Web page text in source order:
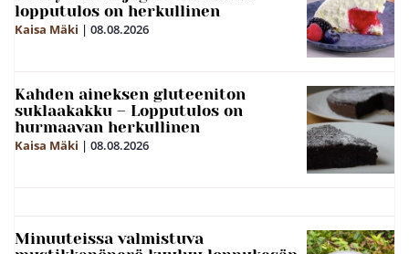
lopputulos on herkullinen
Kaisa Mäki | 08.08.2026
Kahden aineksen gluteeniton
suklaakakku – Lopputulos on
hurmaavan herkullinen
Kaisa Mäki | 08.08.2026
Minuuteissa valmistuva